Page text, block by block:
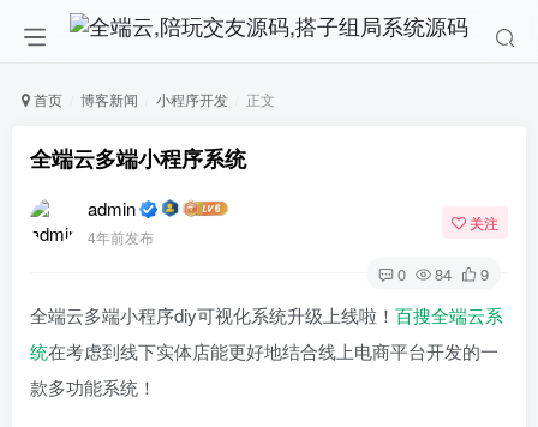
首页 博客新闻 小程序开发 正文
全端云多端小程序系统
admin
4年前发布
关注
0 84 9
全端云多端小程序diy可视化系统升级上线啦！ 百搜全端云系
统在考虑到线下实体店能更好地结合线上电商平台开发的一
款多功能系统！